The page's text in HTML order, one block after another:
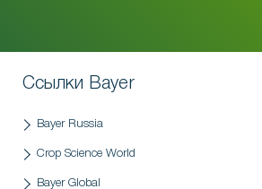
Ссылки Bayer
Bayer Russia
Crop Science World
Bayer Global